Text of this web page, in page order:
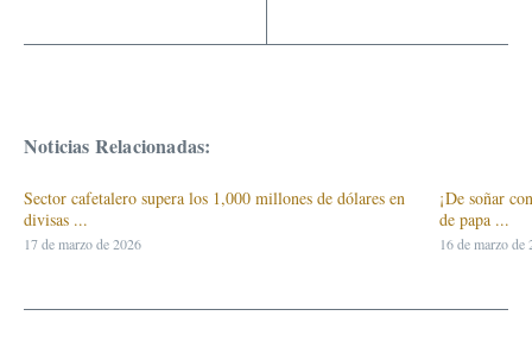
Noticias Relacionadas:
Sector cafetalero supera los 1,000 millones de dólares en
divisas ...
17 de marzo de 2026
¡De soñar
de papa ...
16 de marzo de